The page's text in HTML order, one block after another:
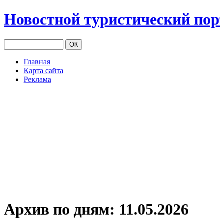
Новостной туристический
Главная
Карта сайта
Реклама
Архив по дням: 11.05.2026